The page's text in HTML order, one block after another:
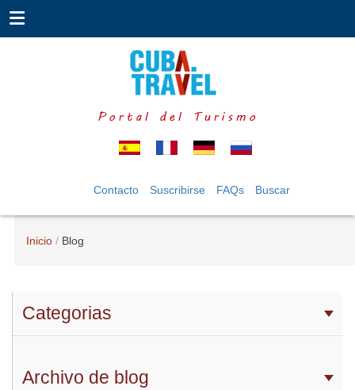
Portal del Turismo
Contacto Suscribirse FAQs Buscar
Inicio Blog
Categorias
Archivo de blog